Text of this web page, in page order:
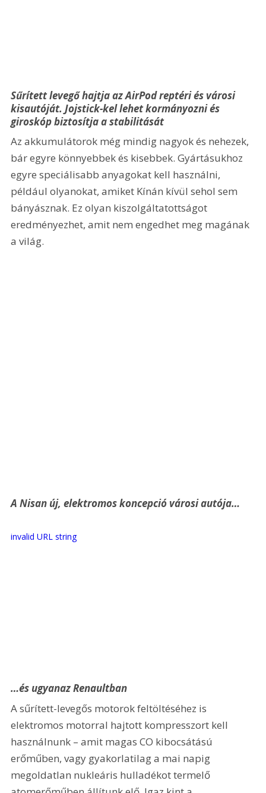
Sűrített levegő hajtja az AirPod reptéri és városi
kisautóját. Jojstick-kel lehet kormányozni és
giroskóp biztosítja a stabilitását
Az akkumulátorok még mindig nagyok és nehezek,
bár egyre könnyebbek és kisebbek. Gyártásukhoz
egyre speciálisabb anyagokat kell használni,
például olyanokat, amiket Kínán kívül sehol sem
bányásznak. Ez olyan kiszolgáltatottságot
eredményezhet, amit nem engedhet meg magának
a világ.
A Nisan új, elektromos koncepció városi autója…
invalid URL string
…és ugyanaz Renaultban
A sűrített-levegős motorok feltöltéséhez is
elektromos motorral hajtott kompresszort kell
használnunk – amit magas CO kibocsátású
erőműben, vagy gyakorlatilag a mai napig
megoldatlan nukleáris hulladékot termelő